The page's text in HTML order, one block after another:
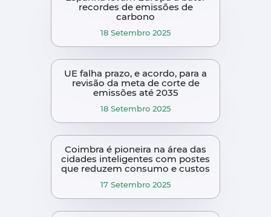
recordes de emissões de
carbono
18 Setembro 2025
UE falha prazo, e acordo, para a
revisão da meta de corte de
emissões até 2035
18 Setembro 2025
Coimbra é pioneira na área das
cidades inteligentes com postes
que reduzem consumo e custos
17 Setembro 2025